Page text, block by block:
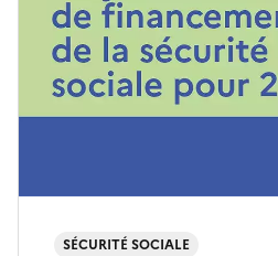
SÉCURITÉ SOCIALE